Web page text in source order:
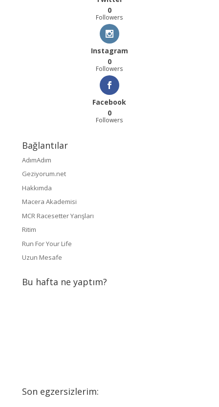
0
Followers
Instagram
0
Followers
Facebook
0
Followers
Bağlantılar
AdımAdım
Geziyorum.net
Hakkımda
Macera Akademisi
MCR Racesetter Yarışları
Ritim
Run For Your Life
Uzun Mesafe
Bu hafta ne yaptım?
Son egzersizlerim: